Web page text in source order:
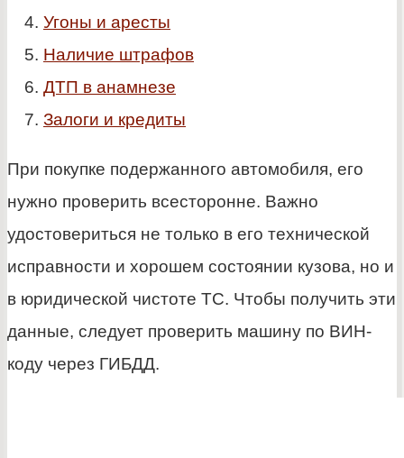
Угоны и аресты
Наличие штрафов
ДТП в анамнезе
Залоги и кредиты
При покупке подержанного автомобиля, его
нужно проверить всесторонне. Важно
удостовериться не только в его технической
исправности и хорошем состоянии кузова, но и
в юридической чистоте ТС. Чтобы получить эти
данные, следует проверить машину по ВИН-
коду через ГИБДД.